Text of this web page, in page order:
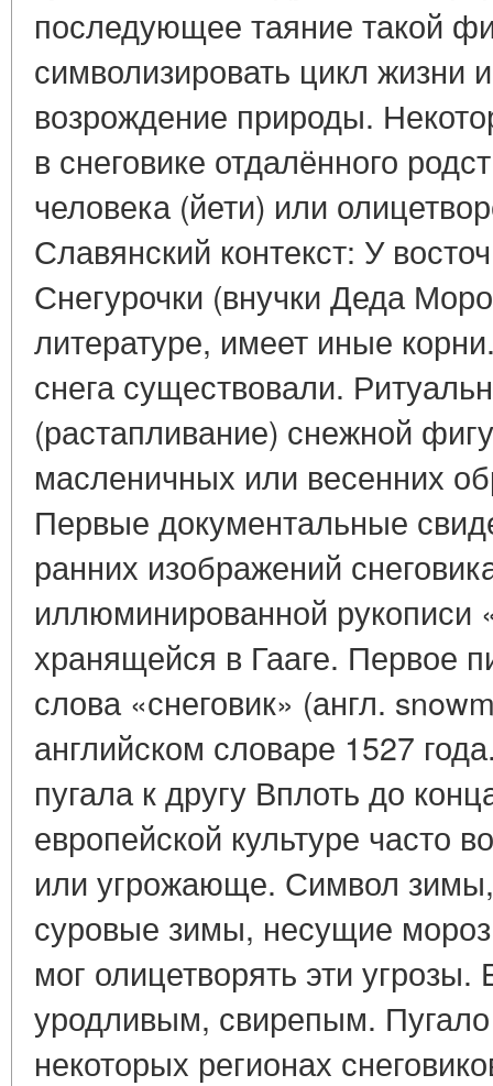
последующее таяние такой
символизировать цикл жизни
возрождение природы.
в снеговике отдалённого
человека (йети) или
Славянский контекст: У
Снегурочки (внучки Деда
литературе, имеет иные
снега существовали.
(растапливание) снежной
масленичных или весенних
Первые документальные
ранних изображений
иллюминированной рукописи
хранящейся в Гааге. Первое
слова «снеговик» (англ.
английском словаре 1527
пугала к другу Вплоть до
европейской культуре часто
или угрожающе. Символ
суровые зимы, несущие
мог олицетворять эти
уродливым, свирепым.
некоторых регионах